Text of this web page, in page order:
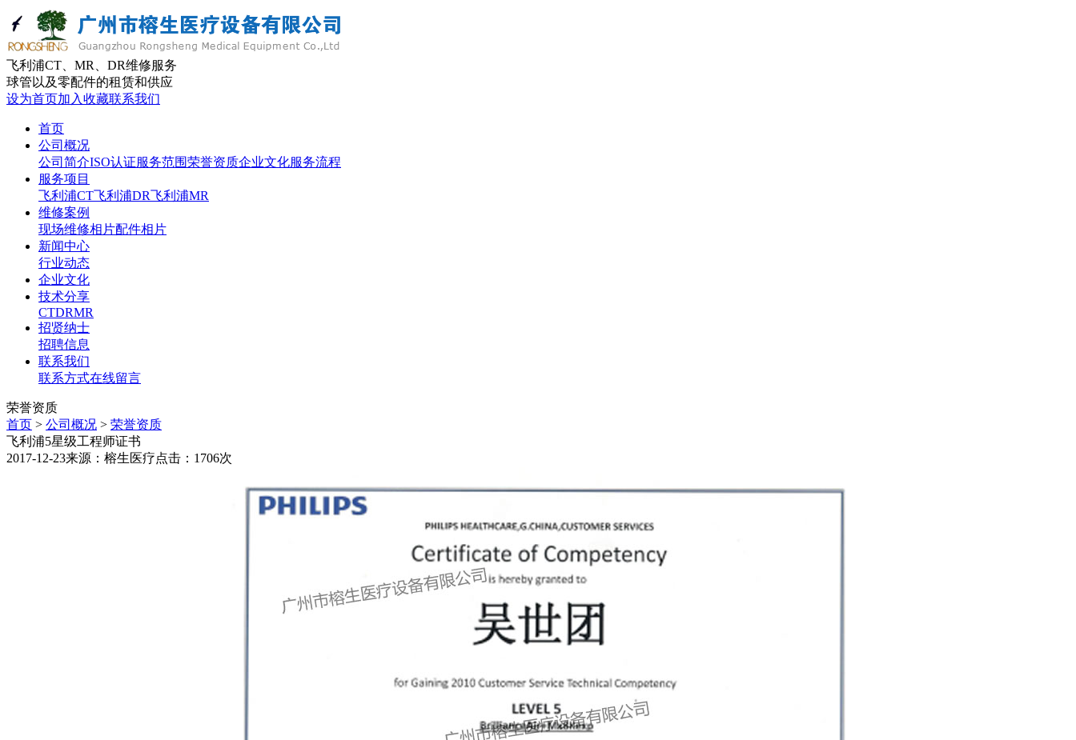
飞利浦CT、MR、DR维修服务
球管以及零配件的租赁和供应
设为首页加入收藏联系我们
首页
公司概况
公司简介ISO认证服务范围荣誉资质企业文化服务流程
服务项目
飞利浦CT飞利浦DR飞利浦MR
维修案例
现场维修相片配件相片
新闻中心
行业动态
企业文化
技术分享
CTDRMR
招贤纳士
招聘信息
联系我们
联系方式在线留言
荣誉资质
首页 > 公司概况 > 荣誉资质
飞利浦5星级工程师证书
2017-12-23来源：榕生医疗点击：1706次